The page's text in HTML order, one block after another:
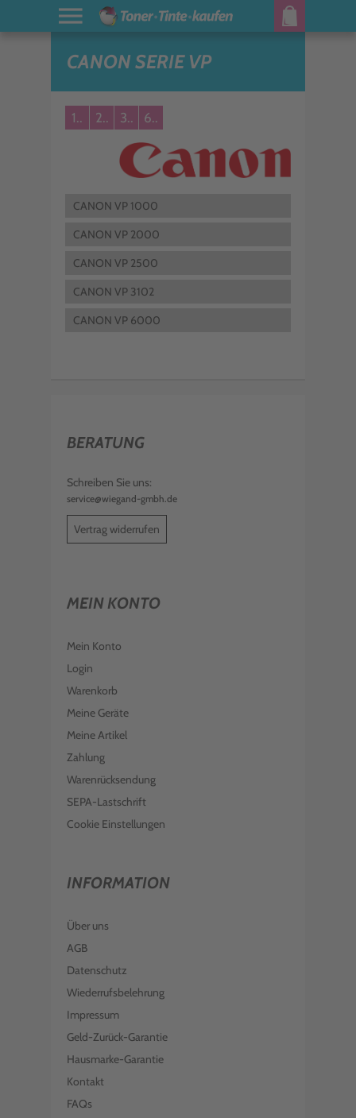
CANON SERIE VP
1.. 2.. 3.. 6..
CANON VP 1000
CANON VP 2000
CANON VP 2500
CANON VP 3102
CANON VP 6000
BERATUNG
Schreiben Sie uns:
service@wiegand-gmbh.de
Vertrag widerrufen
MEIN KONTO
Mein Konto
Login
Warenkorb
Meine Geräte
Meine Artikel
Zahlung
Warenrücksendung
SEPA-Lastschrift
Cookie Einstellungen
INFORMATION
Über uns
AGB
Datenschutz
Wiederrufsbelehrung
Impressum
Geld-Zurück-Garantie
Hausmarke-Garantie
Kontakt
FAQs